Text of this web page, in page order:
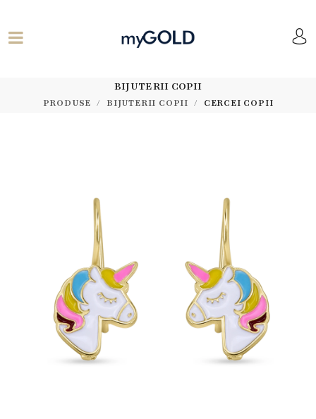
BIJUTERII COPII
PRODUSE BIJUTERII COPII CERCEI COPII